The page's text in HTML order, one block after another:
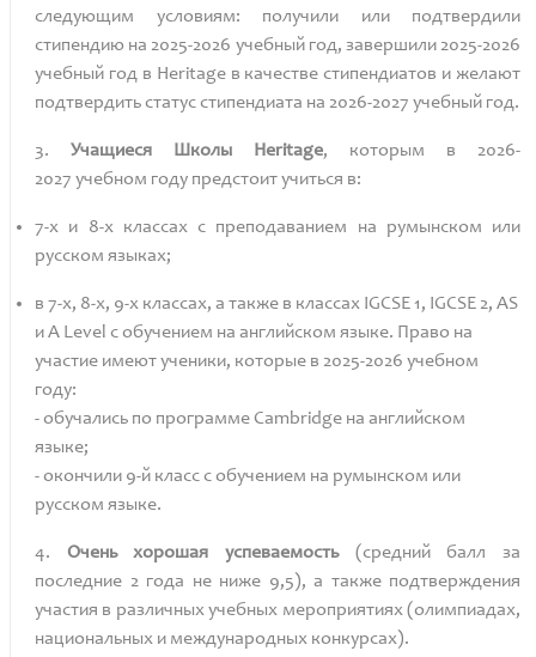
следующим условиям: получили или подтвердили
стипендию на 2025-2026 учебный год, завершили 2025-2026
учебный год в Heritage в качестве стипендиатов и желают
подтвердить статус стипендиата на 2026-2027 учебный год.
3. Учащиеся Школы Heritage, которым в
2026-
2027 учебном году предстоит учиться в:
7-х и 8-х классах с преподаванием на румынском или
русском языках;
в 7-х, 8-х, 9-х классах, а также в классах IGCSE 1, IGCSE 2, AS
и A Level с обучением на английском языке. Право на
участие имеют ученики, которые в 2025-2026 учебном
году:
- обучались по программе Cambridge на английском
языке;
- окончили 9-й класс с обучением на румынском или
русском языке.
4. Очень хорошая успеваемость(средний балл за
последние 2 года не ниже 9,5), а также подтверждения
участия в различных учебных мероприятиях (олимпиадах,
национальных и международных конкурсах).